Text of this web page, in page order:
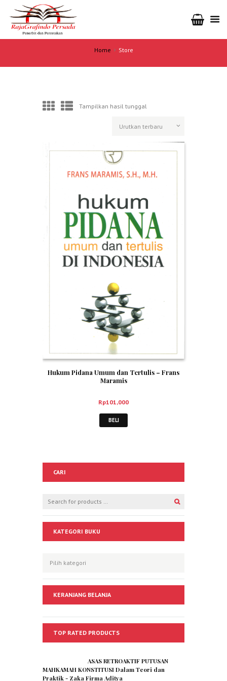
Home Store
Tampilkan hasil tunggal
Hukum Pidana Umum dan Tertulis – Frans
Maramis
Rp101,000
BELI
CARI
KATEGORI BUKU
KERANJANG BELANJA
TOP RATED PRODUCTS
ASAS RETROAKTIF PUTUSAN
MAHKAMAH KONSTITUSI Dalam Teori dan
Praktik - Zaka Firma Aditya